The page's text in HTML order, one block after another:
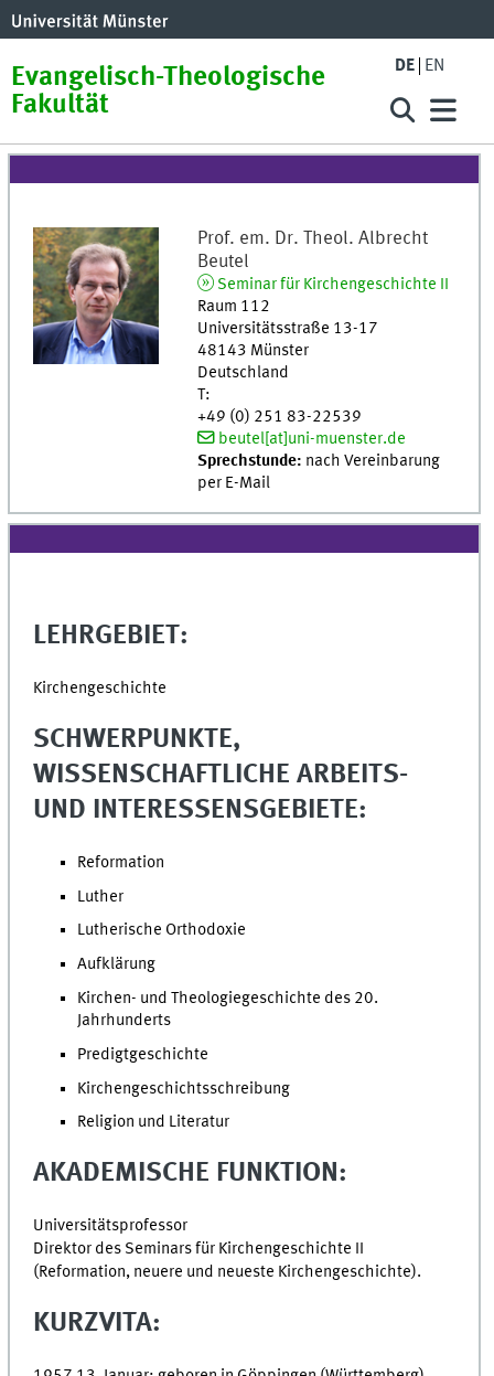
Evangelisch-Theologische
Fakultät
DE EN
Prof. em. Dr. Theol. Albrecht
Beutel
Seminar für Kirchengeschichte II
Raum 112
Universitätsstraße 13-17
48143 Münster
Deutschland
T:
+49 (0) 251 83-22539
beutel[at]uni-muenster.de
Sprechstunde: nach Vereinbarung
per E-Mail
LEHRGEBIET:
Kirchengeschichte
SCHWERPUNKTE,
WISSENSCHAFTLICHE ARBEITS-
UND INTERESSENSGEBIETE:
Reformation
Luther
Lutherische Orthodoxie
Aufklärung
Kirchen- und Theologiegeschichte des 20.
Jahrhunderts
Predigtgeschichte
Kirchengeschichtsschreibung
Religion und Literatur
AKADEMISCHE FUNKTION:
Universitätsprofessor
Direktor des Seminars für Kirchengeschichte II
(Reformation, neuere und neueste Kirchengeschichte).
KURZVITA: